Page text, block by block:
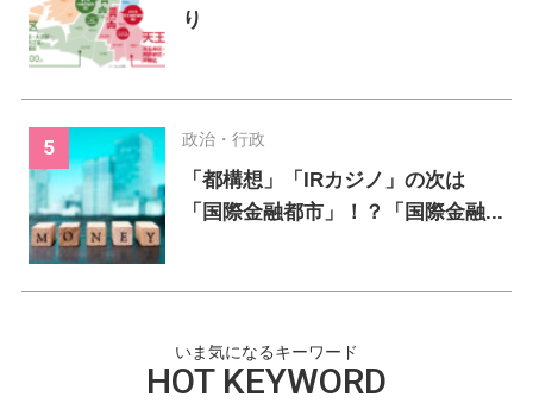
り
政治・行政
「都構想」「IRカジノ」の次は
「国際金融都市」！？「国際金融...
いま気になるキーワード
HOT KEYWORD